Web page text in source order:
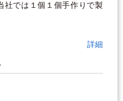
社では１個１個手作りで製
詳細